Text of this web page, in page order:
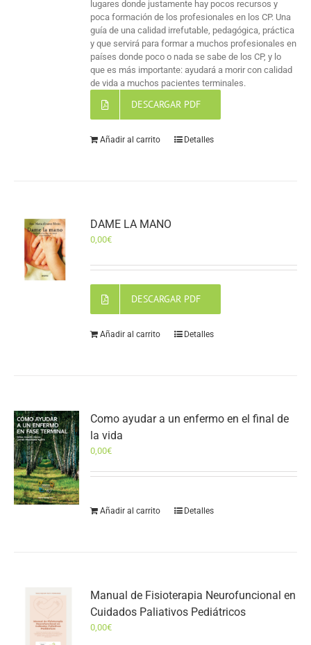
lugares donde justamente hay pocos recursos y
poca formación de los profesionales en los CP. Una
guía de una calidad irrefutable, pedagógica, práctica
y que servirá para formar a muchos profesionales en
países donde poco o nada se sabe de los CP, y lo
que es más importante: ayudará a morir con calidad
de vida a muchos pacientes terminales.
DESCARGAR PDF
Añadir al carrito Detalles
DAME LA MANO
0,00€
DESCARGAR PDF
Añadir al carrito Detalles
Como ayudar a un enfermo en el final de
la vida
0,00€
Añadir al carrito Detalles
Manual de Fisioterapia Neurofuncional en
Cuidados Paliativos Pediátricos
0,00€